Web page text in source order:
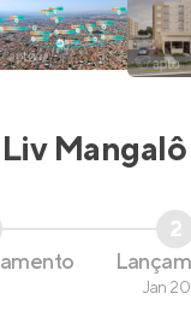
Liv Mangalô
2
Jan